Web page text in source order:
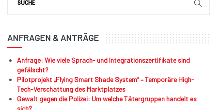
ANFRAGEN & ANTRÄGE
Anfrage: Wie viele Sprach- und Integrationszertifikate sind
gefälscht?
Pilotprojekt „Flying Smart Shade System“ – Temporäre High-
Tech-Verschattung des Marktplatzes
Gewalt gegen die Polizei: Um welche Tätergruppen handelt es